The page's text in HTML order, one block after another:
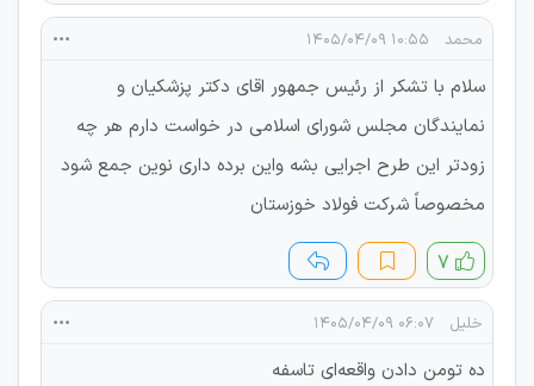
محمد ۱۰:۵۵ ۱۴۰۵/۰۴/۰۹
سلام با تشکر از رئیس جمهور اقای دکتر پزشکیان و
نمایندگان مجلس شورای اسلامی در خواست دارم هر چه
زودتر این طرح اجرایی بشه واین برده داری نوین جمع شود
مخصوصاً شرکت فولاد خوزستان
۷
خلیل ۰۶:۰۷ ۱۴۰۵/۰۴/۰۹
ده تومن دادن واقعه‌ای تاسفه